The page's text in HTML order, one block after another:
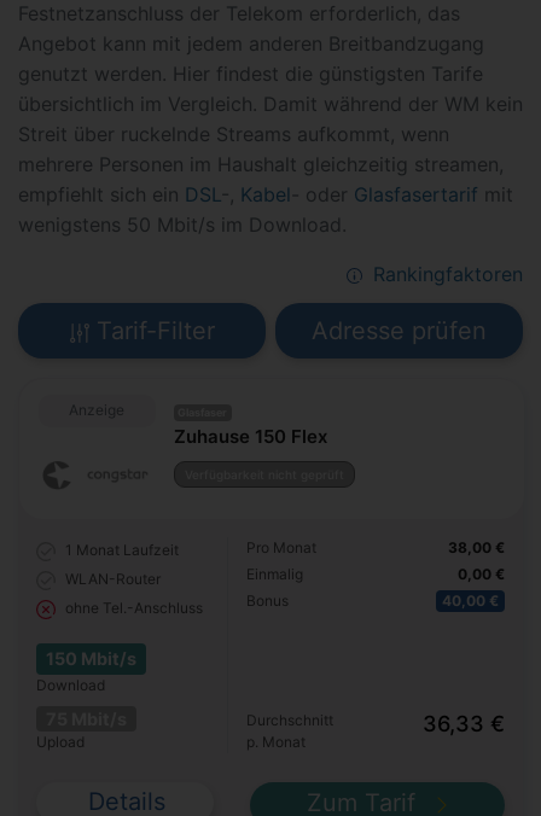
Festnetzanschluss der Telekom erforderlich, das
Angebot kann mit jedem anderen Breitbandzugang
genutzt werden. Hier findest die günstigsten Tarife
übersichtlich im Vergleich. Damit während der WM kein
Streit über ruckelnde Streams aufkommt, wenn
mehrere Personen im Haushalt gleichzeitig streamen,
empfiehlt sich ein DSL-, Kabel - oder Glasfasertarif mit
wenigstens 50 Mbit/s im Download.
Rankingfaktoren
Tarif-Filter Adresse prüfen
Anzeige
Zuhause 150 Flex
1 Monat Laufzeit
WLAN-Router
ohne Tel.-Anschluss
150 Mbit/s
Download
Upload
Pro Monat
Einmalig
Bonus
38,00 €
0,00 €
40,00 €
Durchschnitt
p. Monat
36,33 €
Details Zum Tarif